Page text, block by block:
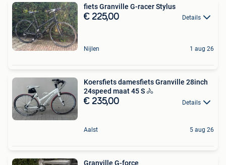
fiets Granville G-racer Stylus
€ 225,00 Details
Nijlen 1 aug 26
Koersfiets damesfiets Granville 28inch
24speed maat 45 S 🚴
€ 235,00 Details
Aalst 5 aug 26
Granville G-force